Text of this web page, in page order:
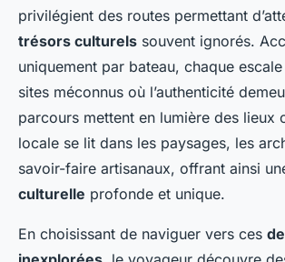
privilégient des routes permettant
trésors culturels souvent ignorés.
uniquement par bateau, chaque
sites méconnus où l’authenticité
parcours mettent en lumière des lieux
locale se lit dans les paysages, les
savoir-faire artisanaux, offrant ainsi
culturelle profonde et unique.
En choisissant de naviguer vers ces